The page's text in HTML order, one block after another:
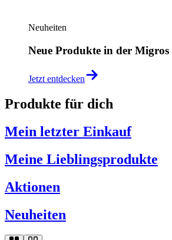
Neuheiten
Neue Produkte in der Migros
Jetzt entdecken
Produkte für dich
Mein letzter Einkauf
Meine Lieblingsprodukte
Aktionen
Neuheiten